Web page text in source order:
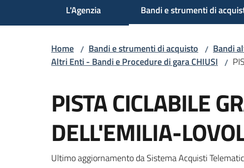
L'Agenzia Bandi e strumenti di
Home / Bandi e strumenti di acquisto / Bandi
Altri Enti - Bandi e Procedure di gara CHIUSI /
PISTA CICLABILE
DELL'EMILIA-
Ultimo aggiornamento da Sistema Acquisti